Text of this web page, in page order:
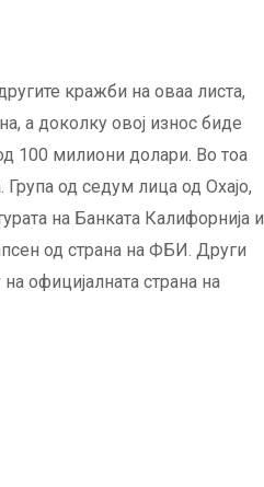
кражби на оваа листа,
а доколку овој износ биде
100 милиони долари. Во тоа
од седум лица од Охајо,
на Банката Калифорнија и
од страна на ФБИ. Други
официјалната страна на